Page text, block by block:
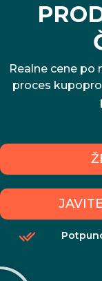
Realne cene po
proces